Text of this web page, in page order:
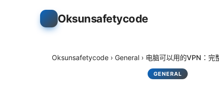
Oksunsafetycode
Oksunsafetycode › General › 电脑可以用的VPN：完
GENERAL